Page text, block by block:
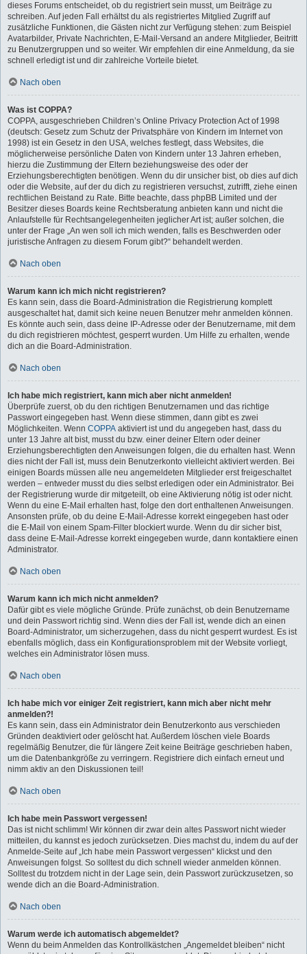
dieses Forums entscheidet, ob du registriert sein musst, um Beiträge zu
schreiben. Auf jeden Fall erhältst du als registriertes Mitglied Zugriff auf
zusätzliche Funktionen, die Gästen nicht zur Verfügung stehen: zum Beispiel
Avatarbilder, Private Nachrichten, E-Mail-Versand an andere Mitglieder, Beitritt
zu Benutzergruppen und so weiter. Wir empfehlen dir eine Anmeldung, da sie
schnell erledigt ist und dir zahlreiche Vorteile bietet.
Nach oben
Was ist COPPA?
COPPA, ausgeschrieben Children’s Online Privacy Protection Act of 1998
(deutsch: Gesetz zum Schutz der Privatsphäre von Kindern im Internet von
1998) ist ein Gesetz in den USA, welches festlegt, dass Websites, die
möglicherweise persönliche Daten von Kindern unter 13 Jahren erheben,
hierzu die Zustimmung der Eltern beziehungsweise des oder der
Erziehungsberechtigten benötigen. Wenn du dir unsicher bist, ob dies auf dich
oder die Website, auf der du dich zu registrieren versuchst, zutrifft, ziehe einen
rechtlichen Beistand zu Rate. Bitte beachte, dass phpBB Limited und der
Besitzer dieses Boards keine Rechtsberatung anbieten kann und nicht die
Anlaufstelle für Rechtsangelegenheiten jeglicher Art ist; außer solchen, die
unter der Frage „An wen soll ich mich wenden, falls es Beschwerden oder
juristische Anfragen zu diesem Forum gibt?“ behandelt werden.
Nach oben
Warum kann ich mich nicht registrieren?
Es kann sein, dass die Board-Administration die Registrierung komplett
ausgeschaltet hat, damit sich keine neuen Benutzer mehr anmelden können.
Es könnte auch sein, dass deine IP-Adresse oder der Benutzername, mit dem
du dich registrieren möchtest, gesperrt wurden. Um Hilfe zu erhalten, wende
dich an die Board-Administration.
Nach oben
Ich habe mich registriert, kann mich aber nicht anmelden!
Überprüfe zuerst, ob du den richtigen Benutzernamen und das richtige
Passwort eingegeben hast. Wenn diese stimmen, dann gibt es zwei
Möglichkeiten. Wenn COPPA aktiviert ist und du angegeben hast, dass du
unter 13 Jahre alt bist, musst du bzw. einer deiner Eltern oder deiner
Erziehungsberechtigten den Anweisungen folgen, die du erhalten hast. Wenn
dies nicht der Fall ist, muss dein Benutzerkonto vielleicht aktiviert werden. Bei
einigen Boards müssen alle neu angemeldeten Mitglieder erst freigeschaltet
werden – entweder musst du dies selbst erledigen oder ein Administrator. Bei
der Registrierung wurde dir mitgeteilt, ob eine Aktivierung nötig ist oder nicht.
Wenn du eine E-Mail erhalten hast, folge den dort enthaltenen Anweisungen.
Ansonsten prüfe, ob du deine E-Mail-Adresse korrekt eingegeben hast oder
die E-Mail von einem Spam-Filter blockiert wurde. Wenn du dir sicher bist,
dass deine E-Mail-Adresse korrekt eingegeben wurde, dann kontaktiere einen
Administrator.
Nach oben
Warum kann ich mich nicht anmelden?
Dafür gibt es viele mögliche Gründe. Prüfe zunächst, ob dein Benutzername
und dein Passwort richtig sind. Wenn dies der Fall ist, wende dich an einen
Board-Administrator, um sicherzugehen, dass du nicht gesperrt wurdest. Es ist
ebenfalls möglich, dass ein Konfigurationsproblem mit der Website vorliegt,
welches ein Administrator lösen muss.
Nach oben
Ich habe mich vor einiger Zeit registriert, kann mich aber nicht mehr
anmelden?!
Es kann sein, dass ein Administrator dein Benutzerkonto aus verschieden
Gründen deaktiviert oder gelöscht hat. Außerdem löschen viele Boards
regelmäßig Benutzer, die für längere Zeit keine Beiträge geschrieben haben,
um die Datenbankgröße zu verringern. Registriere dich einfach erneut und
nimm aktiv an den Diskussionen teil!
Nach oben
Ich habe mein Passwort vergessen!
Das ist nicht schlimm! Wir können dir zwar dein altes Passwort nicht wieder
mitteilen, du kannst es jedoch zurücksetzen. Dies machst du, indem du auf der
Anmelde-Seite auf „Ich habe mein Passwort vergessen“ klickst und den
Anweisungen folgst. So solltest du dich schnell wieder anmelden können.
Solltest du trotzdem nicht in der Lage sein, dein Passwort zurückzusetzen, so
wende dich an die Board-Administration.
Nach oben
Warum werde ich automatisch abgemeldet?
Wenn du beim Anmelden das Kontrollkästchen „Angemeldet bleiben“ nicht